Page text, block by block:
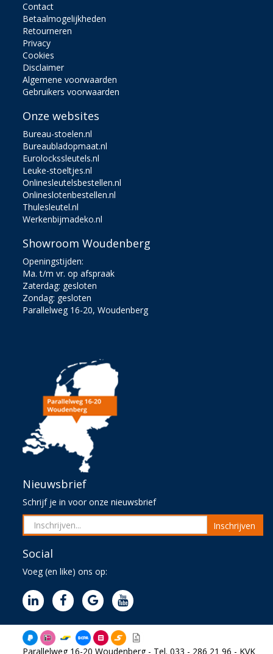
Contact
Betaalmogelijkheden
Retourneren
Privacy
Cookies
Disclaimer
Algemene voorwaarden
Gebruikers voorwaarden
Onze websites
Bureau-stoelen.nl
Bureaubladopmaat.nl
Eurolockssleutels.nl
Leuke-stoeltjes.nl
Onlinesleutelsbestellen.nl
Onlineslotenbestellen.nl
Thulesleutel.nl
Werkenbijmadeko.nl
Showroom Woudenberg
Openingstijden:
Ma. t/m vr. op afspraak
Zaterdag: gesloten
Zondag: gesloten
Parallelweg 16-20, Woudenberg
Nieuwsbrief
Schrijf je in voor onze nieuwsbrief
Inschrijven
Social
Voeg (en like) ons op:
Parallelweg 16-20 Woudenberg - Tel. 033 - 286 21 96 - KVK